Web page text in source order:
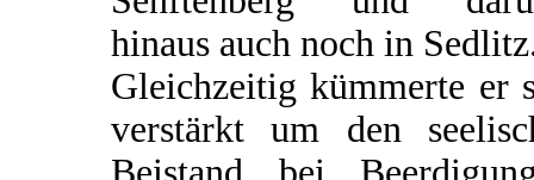
hinaus auch noch in
Gleichzeitig kümmerte er
verstärkt um den